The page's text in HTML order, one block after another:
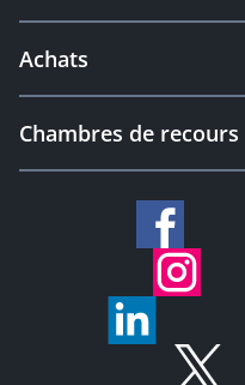
Achats
Chambres de recours